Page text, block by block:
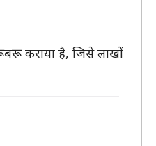
कराया है, जिसे लाखों